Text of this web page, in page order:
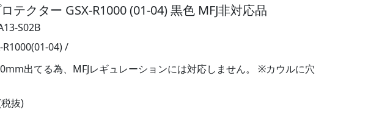
テクター GSX-R1000 (01-04) 黒色 MFJ非対応品
S02B
R1000(01-04) /
出てる為、MFJレギュレーションには対応しません。 ※カウルに穴
抜)